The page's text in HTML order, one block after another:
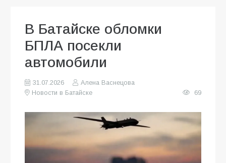
В Батайске обломки
БПЛА посекли
автомобили
31.07.2026
Алена Васнецова
Новости в Батайске
69